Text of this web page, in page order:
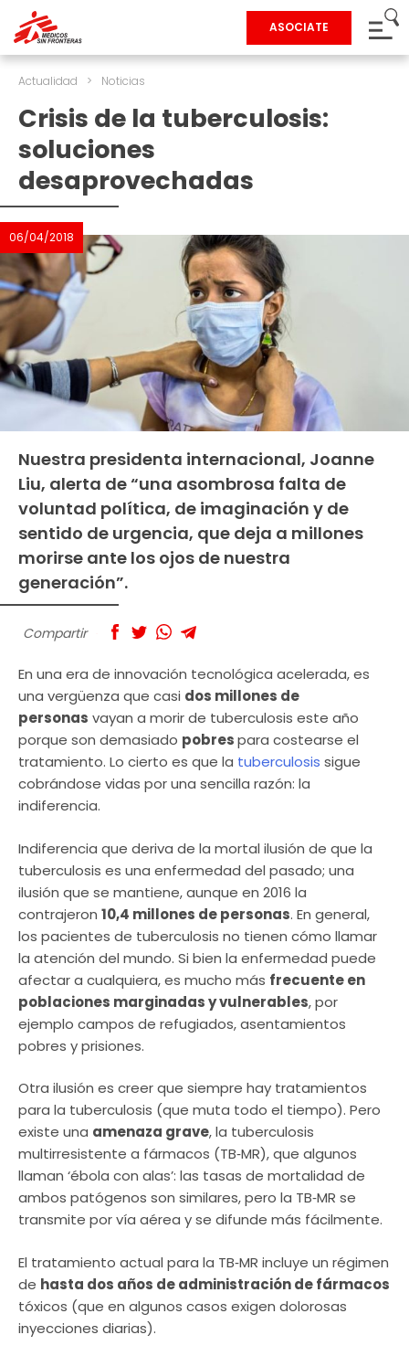
ASOCIATE
Actualidad > Noticias
Crisis de la tuberculosis:
soluciones
desaprovechadas
06/04/2018
Nuestra presidenta internacional, Joanne
Liu, alerta de “una asombrosa falta de
voluntad política, de imaginación y de
sentido de urgencia, que deja a millones
morirse ante los ojos de nuestra
generación”.
Compartir
En una era de innovación tecnológica acelerada, es
una vergüenza que casi dos millones de
personas vayan a morir de tuberculosis este año
porque son demasiado pobrespara costearse el
tratamiento. Lo cierto es que la tuberculosis sigue
cobrándose vidas por una sencilla razón: la
indiferencia.
Indiferencia que deriva de la mortal ilusión de que la
tuberculosis es una enfermedad del pasado; una
ilusión que se mantiene, aunque en 2016 la
contrajeron 10,4 millones de personas. En general,
los pacientes de tuberculosis no tienen cómo llamar
la atención del mundo. Si bien la enfermedad puede
afectar a cualquiera, es mucho más frecuente en
poblaciones marginadas y vulnerables, por
ejemplo campos de refugiados, asentamientos
pobres y prisiones.
Otra ilusión es creer que siempre hay tratamientos
para la tuberculosis (que muta todo el tiempo). Pero
existe una amenaza grave, la tuberculosis
multirresistente a fármacos (TB‑MR), que algunos
llaman ‘ébola con alas’: las tasas de mortalidad de
ambos patógenos son similares, pero la TB‑MR se
transmite por vía aérea y se difunde más fácilmente.
El tratamiento actual para la TB‑MR incluye un régimen
de hasta dos años de administración de fármacos
tóxicos (que en algunos casos exigen dolorosas
inyecciones diarias).